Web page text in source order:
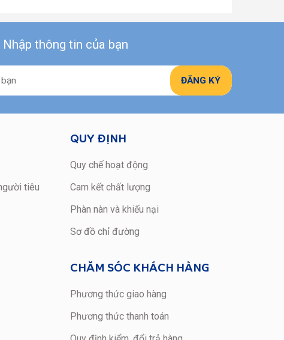
Nhập thông tin của bạn
tiêu
QUY ĐỊNH
Quy chế hoạt động
Cam kết chất lượng
Phàn nàn và khiếu nại
Sơ đồ chỉ đường
CHĂM SÓC KHÁCH HÀNG
Phương thức giao hàng
Phương thức thanh toán